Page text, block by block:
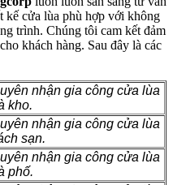
kế cửa lùa phù hợp với không
trình. Chúng tôi cam kết đảm
khách hàng. Sau đây là các
nhận gia công cửa lùa
kho.
nhận gia công cửa lùa
sạn.
nhận gia công cửa lùa
phố.